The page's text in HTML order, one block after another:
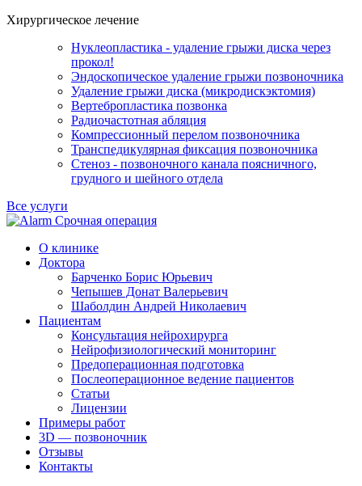
Хирургическое лечение
Нуклеопластика - удаление грыжи диска через
прокол!
Эндоскопическое удаление грыжи позвоночника
Удаление грыжи диска (микродискэктомия)
Вертебропластика позвонка
Радиочастотная абляция
Компрессионный перелом позвоночника
Транспедикулярная фиксация позвоночника
Стеноз - позвоночного канала поясничного,
грудного и шейного отдела
Все услуги
Срочная операция
О клинике
Доктора
Барченко Борис Юрьевич
Чепышев Донат Валерьевич
Шаболдин Андрей Николаевич
Пациентам
Консультация нейрохирурга
Нейрофизиологический мониторинг
Предоперационная подготовка
Послеоперационное ведение пациентов
Статьи
Лицензии
Примеры работ
3D — позвоночник
Отзывы
Контакты